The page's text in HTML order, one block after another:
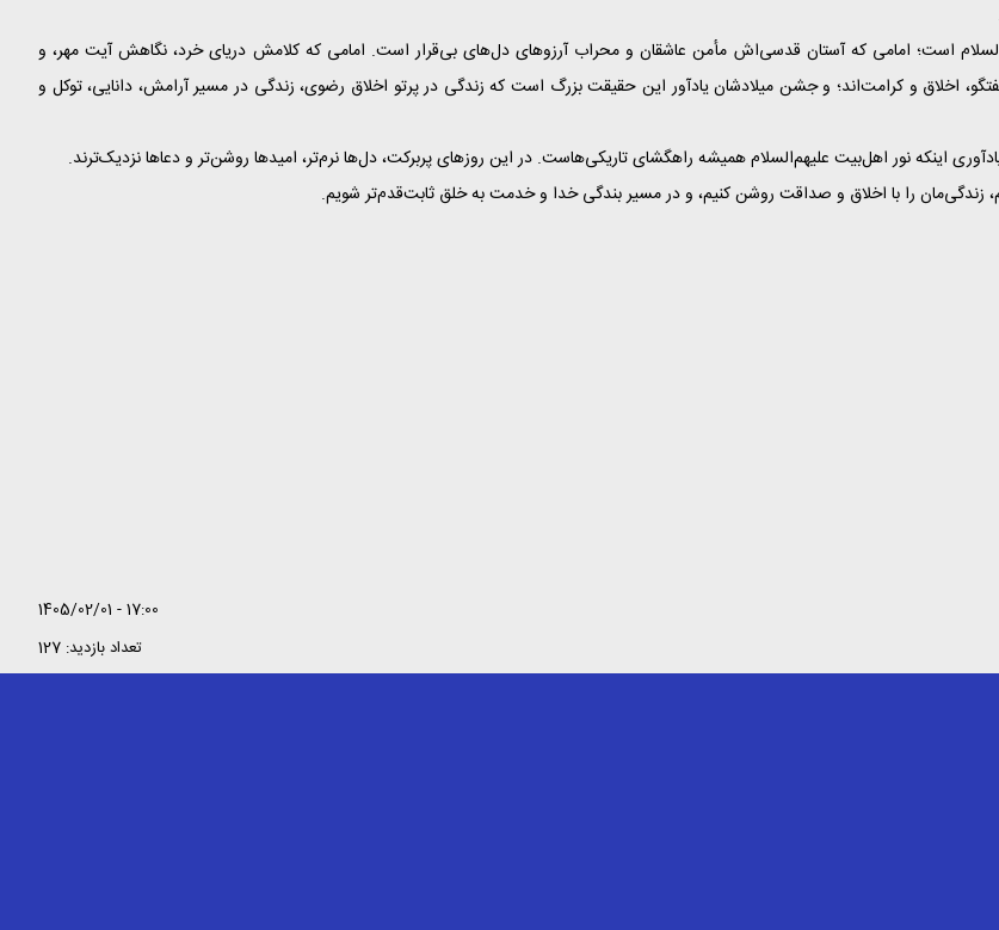
است؛ امامی که آستان قدسی‌اش مأمن عاشقان و محراب آرزوهای دل‌های بی‌قرار است. امامی که کلامش دریای خرد، نگاهش آیت مهر، و
اخلاق و کرامت‌اند؛ و جشن میلادشان یادآور این حقیقت بزرگ است که زندگی در پرتو اخلاق رضوی، زندگی در مسیر آرامش، دانایی، توکل و
اینکه نور اهل‌بیت علیهم‌السلام همیشه راهگشای تاریکی‌هاست. در این روزهای پربرکت، دل‌ها نرم‌تر، امیدها روشن‌تر و دعاها نزدیک‌ترند.
زندگی‌مان را با اخلاق و صداقت روشن کنیم، و در مسیر بندگی خدا و خدمت به خلق ثابت‌قدم‌تر شویم.
1405/02/01 - 17:00
تعداد بازدید: 127